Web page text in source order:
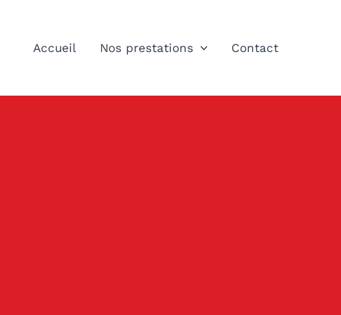
Accueil Nos prestations Contact